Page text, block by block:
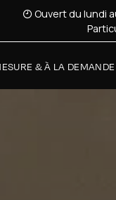
Ouvert du lundi
& À LA DEMANDE